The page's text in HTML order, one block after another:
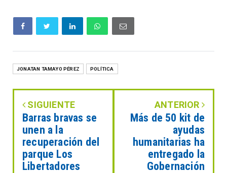
JONATAN TAMAYO PÉREZ POLÍTICA
SIGUIENTE
Barras bravas se
unen a la
recuperación del
parque Los
Libertadores
ANTERIOR
Más de 50 kit de
ayudas
humanitarias ha
entregado la
Gobernación